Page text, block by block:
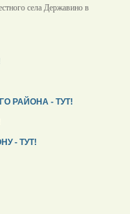
села Державино в
РАЙОНА - ТУТ!
- ТУТ!